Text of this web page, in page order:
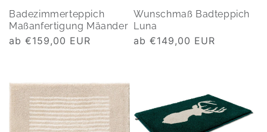
Badezimmerteppich
Maßanfertigung Mäander
Normaler
ab €159,00 EUR
Wunschmaß Badteppich
Luna
Normaler
ab €149,00 EUR